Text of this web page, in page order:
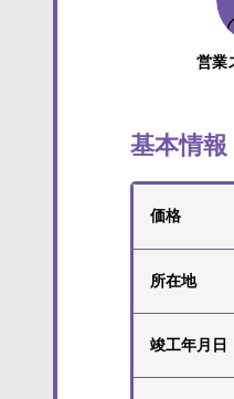
営業
基本情報
価格
所在地
竣工年月日